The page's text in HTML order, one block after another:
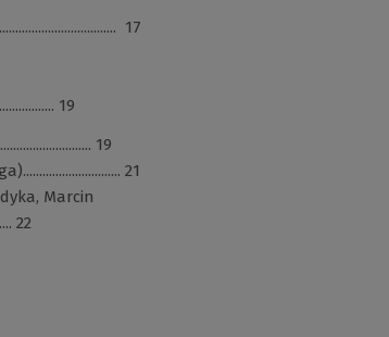
17
19
19
21
Marcin
22